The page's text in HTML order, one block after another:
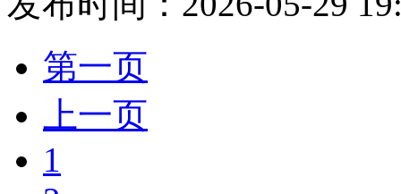
第一页
上一页
1